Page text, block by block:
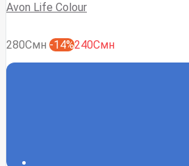
Avon Life Colour
280Смн -14%240Смн